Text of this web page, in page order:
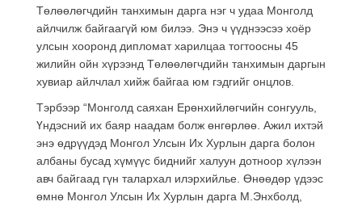
Төлөөлөгчдийн танхимын дарга нэг ч удаа Монголд
айлчилж байгаагүй юм билээ. Энэ ч үүднээсээ хоёр
улсын хооронд дипломат харилцаа тогтоосны 45
жилийн ойн хүрээнд Төлөөлөгчдийн танхимын даргын
хувиар айлчлал хийж байгаа юм гэдгийг онцлов.
Тэрбээр “Монголд саяхан Ерөнхийлөгчийн сонгууль,
Үндэсний их баяр наадам болж өнгөрлөө. Ажил ихтэй
энэ өдрүүдэд Монгол Улсын Их Хурлын дарга болон
албаны бусад хүмүүс биднийг халуун дотноор хүлээн
авч байгаад гүн талархал илэрхийлье. Өнөөдөр үдээс
өмнө Монгол Улсын Их Хурлын дарга М.Энхболд,